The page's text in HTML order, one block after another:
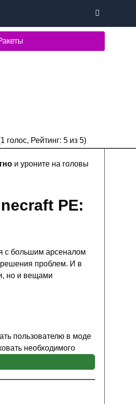
1 голос, Рейтинг: 5из 5)
и уроните на головы
PE:
с большим арсеналом
решения проблем. И в
но и вещами
пользователю в моде
необходимого
главному герою
на боевые ракеты для